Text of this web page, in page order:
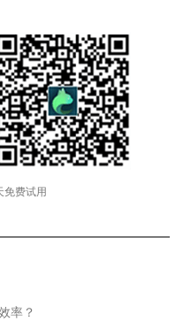
免费试用
率？